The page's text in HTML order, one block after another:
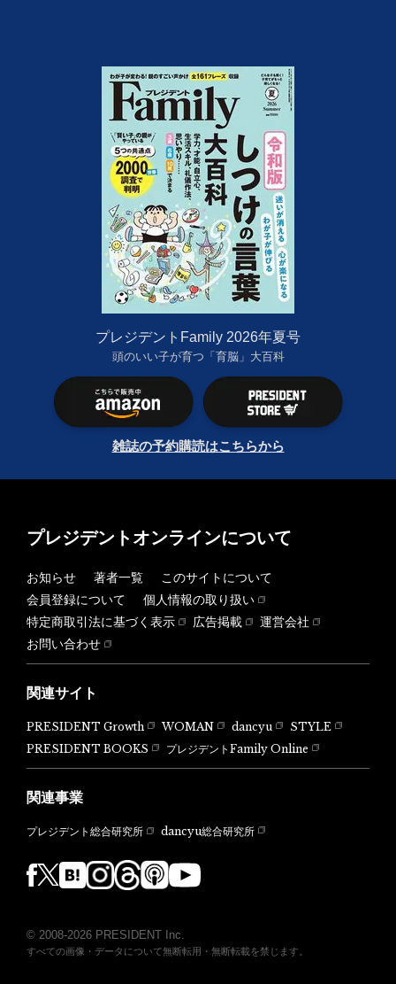
プレジデントFamily 2026年夏号
頭のいい子が育つ「育脳」大百科
雑誌の予約購読はこちらから
プレジデントオンラインについて
お知らせ 著者一覧
このサイトについて
会員登録について
個人情報の取り扱い
特定商取引法に基づく表示
広告掲載
運営会社
お問い合わせ
関連サイト
PRESIDENT Growth WOMAN dancyu
STYLE
PRESIDENT BOOKS
プレジデントFamily Online
関連事業
プレジデント総合研究所 dancyu総合研究所
© 2008-2026 PRESIDENT Inc.
すべての画像・データについて無断転用・無断転載を禁じます。